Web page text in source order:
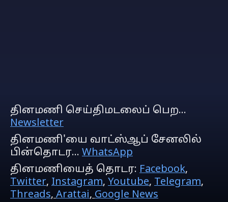
தினமணி செய்திமடலைப் பெற...
Newsletter
தினமணி'யை வாட்ஸ்ஆப் சேனலில்
பின்தொடர... WhatsApp
தினமணியைத் தொடர: Facebook,
Twitter, Instagram, Youtube, Telegram,
Threads,Arattai,Google News